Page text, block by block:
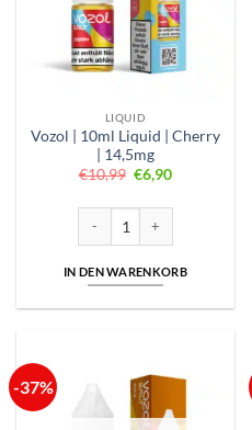
LIQUID
Vozol | 10ml Liquid | Cherry
| 14,5mg
€10,99 Ursprünglicher
Preis
€6,90Aktueller
IN DEN WARENKORB
-37%